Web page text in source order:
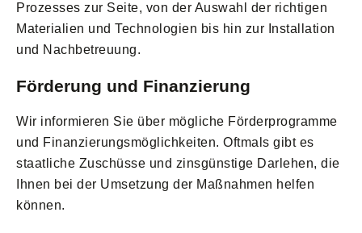
Prozesses zur Seite, von der Auswahl der richtigen
Materialien und Technologien bis hin zur Installation
und Nachbetreuung.
Förderung und Finanzierung
Wir informieren Sie über mögliche Förderprogramme
und Finanzierungsmöglichkeiten. Oftmals gibt es
staatliche Zuschüsse und zinsgünstige Darlehen, die
Ihnen bei der Umsetzung der Maßnahmen helfen
können.